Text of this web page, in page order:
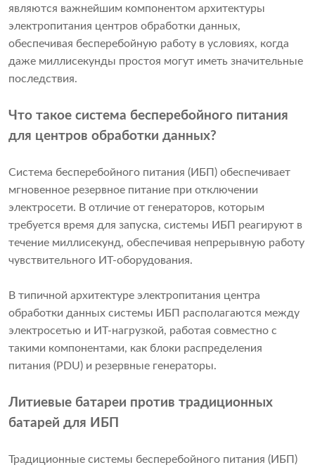
являются важнейшим компонентом архитектуры
электропитания центров обработки данных,
обеспечивая бесперебойную работу в условиях, когда
даже миллисекунды простоя могут иметь значительные
последствия.
Что такое система бесперебойного питания
для центров обработки данных?
Система бесперебойного питания (ИБП) обеспечивает
мгновенное резервное питание при отключении
электросети. В отличие от генераторов, которым
требуется время для запуска, системы ИБП реагируют в
течение миллисекунд, обеспечивая непрерывную работу
чувствительного ИТ-оборудования.
В типичной архитектуре электропитания центра
обработки данных системы ИБП располагаются между
электросетью и ИТ-нагрузкой, работая совместно с
такими компонентами, как блоки распределения
питания (PDU) и резервные генераторы.
Литиевые батареи против традиционных
батарей для ИБП
Традиционные системы бесперебойного питания (ИБП)